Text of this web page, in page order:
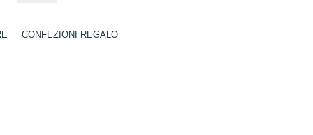
CONFEZIONI REGALO